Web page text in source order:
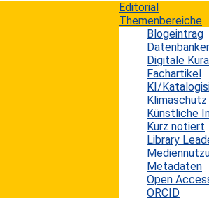
Editorial
Themenbereiche
Blogeintrag
Digitale
Fachartikel
KI/
Künstliche
Kurz notiert
Library
Metadaten
Open
ORCID
Der Börsenverein des Deutschen
die neuesten Zahlen zum deutschen
veröffentlicht. Betrachtet man die
2004 bis 2013, läßt sich allgemein
dass der deutsche Buchmarkt nach
betrachtet in diesem Zeitraum
geringen, aber positiven
verzeichnet. 2013 hat es nach den